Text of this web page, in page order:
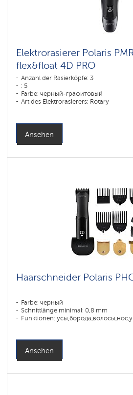
Elektrorasierer Polaris
flex&float 4D PRO
Anzahl der Rasierköpfe: 3
: 5
Farbe: черный-графитовый
Art des Elektrorasierers: Rotary
Akku-Ladezeit: 1,5
Ansehen
Haarschneider Polaris
Farbe: черный
Schnittlänge minimal: 0,8 mm
Funktionen:
Ansehen